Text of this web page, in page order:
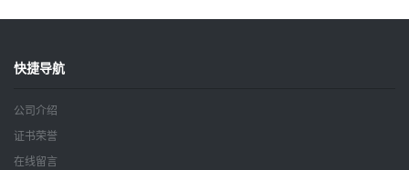
快捷导航
公司介绍
证书荣誉
在线留言